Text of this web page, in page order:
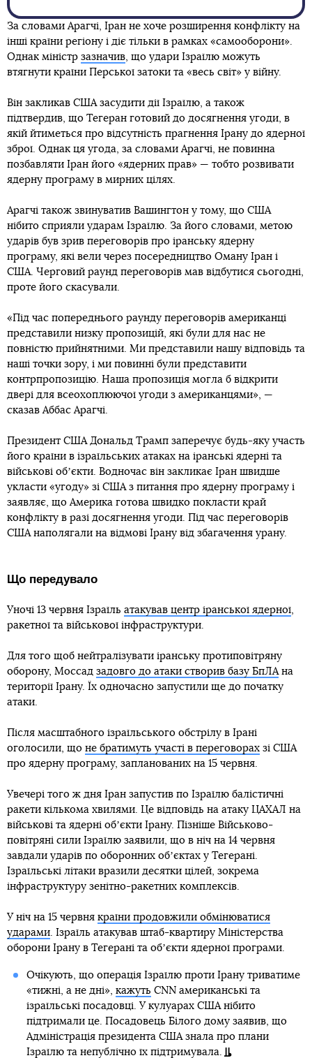
За словами Арагчі, Іран не хоче розширення конфлікту на
інші країни регіону і діє тільки в рамках «самооборони».
Однак міністр зазначив, що удари Ізраїлю можуть
втягнути країни Перської затоки та «весь світ» у війну.
Він закликав США засудити дії Ізраїлю, а також
підтвердив, що Тегеран готовий до досягнення угоди, в
якій йтиметься про відсутність прагнення Ірану до ядерної
зброї. Однак ця угода, за словами Арагчі, не повинна
позбавляти Іран його «ядерних прав» — тобто розвивати
ядерну програму в мирних цілях.
Арагчі також звинуватив Вашингтон у тому, що США
нібито сприяли ударам Ізраїлю. За його словами, метою
ударів був зрив переговорів про іранську ядерну
програму, які вели через посередництво Оману Іран і
США. Черговий раунд переговорів мав відбутися сьогодні,
проте його скасували.
«Під час попереднього раунду переговорів американці
представили низку пропозицій, які були для нас не
повністю прийнятними. Ми представили нашу відповідь та
наші точки зору, і ми повинні були представити
контрпропозицію. Наша пропозиція могла б відкрити
двері для всеохоплюючої угоди з американцями», —
сказав Аббас Арагчі.
Президент США Дональд Трамп заперечує будь-яку участь
його країни в ізраїльських атаках на іранські ядерні та
військові обʼєкти. Водночас він закликає Іран швидше
укласти «угоду» зі США з питання про ядерну програму і
заявляє, що Америка готова швидко покласти край
конфлікту в разі досягнення угоди. Під час переговорів
США наполягали на відмові Ірану від збагачення урану.
Що передувало
Уночі 13 червня Ізраїль атакував центр іранської ядерної,
ракетної та військової інфраструктури.
Для того щоб нейтралізувати іранську протиповітряну
оборону, Моссад задовго до атаки створив базу БпЛАна
території Ірану. Їх одночасно запустили ще до початку
атаки.
Після масштабного ізраїльського обстрілу в Ірані
оголосили, що не братимуть участі в переговорах зі США
про ядерну програму, запланованих на 15 червня.
Увечері того ж дня Іран запустив по Ізраїлю балістичні
ракети кількома хвилями. Це відповідь на атаку ЦАХАЛ на
військові та ядерні обʼєкти Ірану. Пізніше Військово-
повітряні сили Ізраїлю заявили, що в ніч на 14 червня
завдали ударів по оборонних обʼєктах у Тегерані.
Ізраїльські літаки вразили десятки цілей, зокрема
інфраструктуру зенітно-ракетних комплексів.
У ніч на 15 червня країни продовжили обмінюватися
ударами. Ізраїль атакував штаб-квартиру Міністерства
оборони Ірану в Тегерані та обʼєкти ядерної програми.
Очікують, що операція Ізраїлю проти Ірану триватиме
«тижні, а не дні», кажуть CNN американські та
ізраїльські посадовці. У кулуарах США нібито
підтримали це. Посадовець Білого дому заявив, що
Адміністрація президента США знала про плани
Ізраїлю та непублічно їх підтримувала.